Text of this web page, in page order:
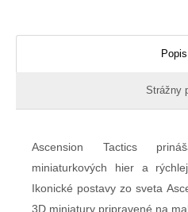
Popis
Strážny
Ascension Tactics
miniaturkových hier a
Ikonické postavy zo sveta
3D miniatury pripravené na